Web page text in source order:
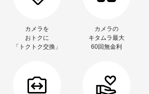
カメラを
おトクに
「トクトク交換」
カメラの
キタムラ最大
60回無金利